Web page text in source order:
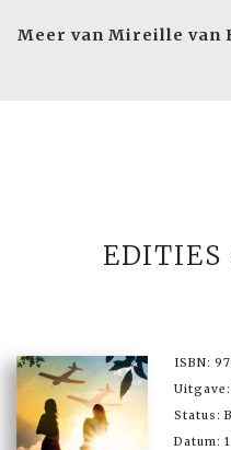
Meer van Mireille van
ISBN:
Status:
Datum: